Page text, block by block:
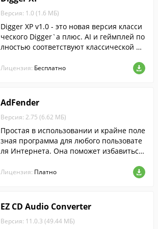
Версия: 1.0 (1.6 МБ)
Digger XP v1.0 - это новая версия класси
ческого Digger`a плюс. AI и геймплей по
лностью соответствуют классической иг
Лицензия: Бесплатно
AdFender
Версия: 2.75 (6.62 МБ)
Простая в использовании и крайне поле
зная программа для любого пользовате
ля Интернета. Она поможет избавиться
веб-сайтах.
Лицензия: Платно
EZ CD Audio Converter
Версия: 11.0.3 (49.44 МБ)